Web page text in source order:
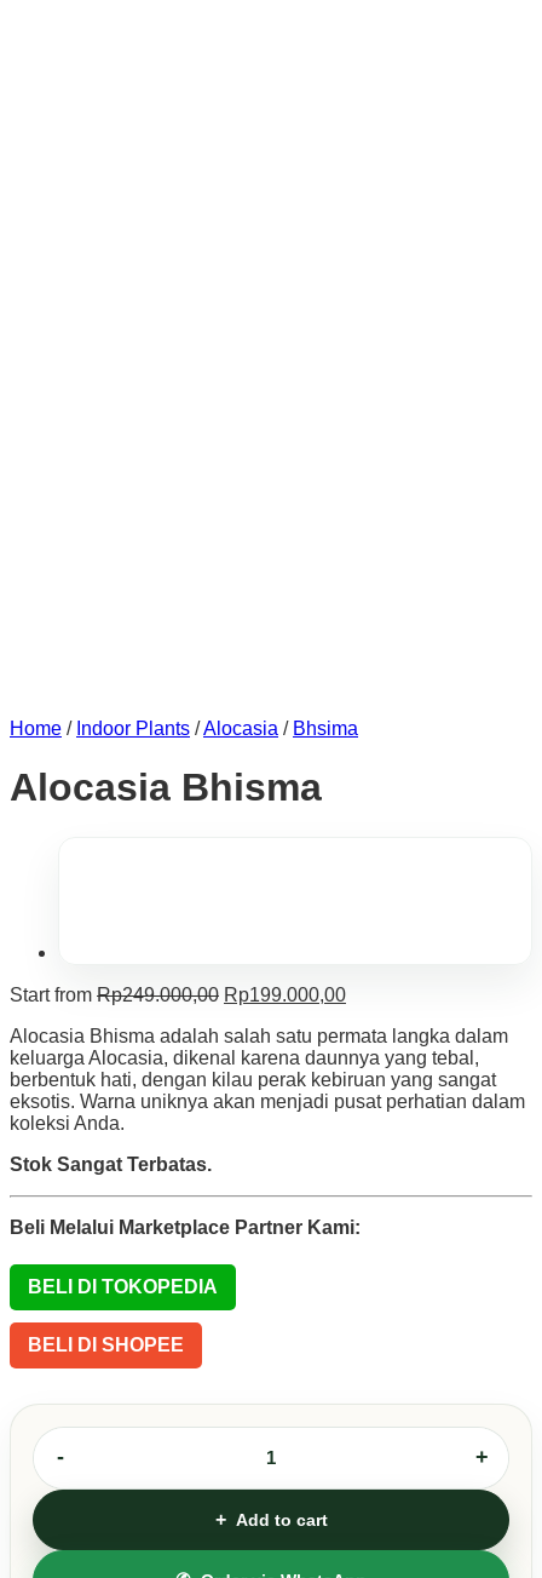
Home / Indoor Plants /Alocasia / Bhsima
Alocasia Bhisma
Start from Rp249.000,00 Original
was:
Rp249.000,00.
Rp199.000,00Current
is:
Rp199.000,00.
Alocasia Bhisma adalah salah satu permata langka dalam
keluarga Alocasia, dikenal karena daunnya yang tebal,
berbentuk hati, dengan kilau perak kebiruan yang sangat
eksotis. Warna uniknya akan menjadi pusat perhatian dalam
koleksi Anda.
Stok Sangat Terbatas.
Beli Melalui Marketplace Partner Kami:
BELI DI TOKOPEDIA
BELI DI SHOPEE
Alocasia
Bhisma
quantity
Add to cart